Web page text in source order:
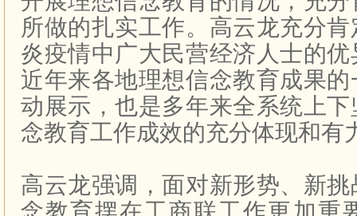
所做的扎实工作。高云龙充分
炎疫情中广大民营经济人士的
近年来各地理想信念教育成果
动展示，也是多年来全系统上
念教育工作成效的充分体现和有
高云龙强调，面对新形势、新